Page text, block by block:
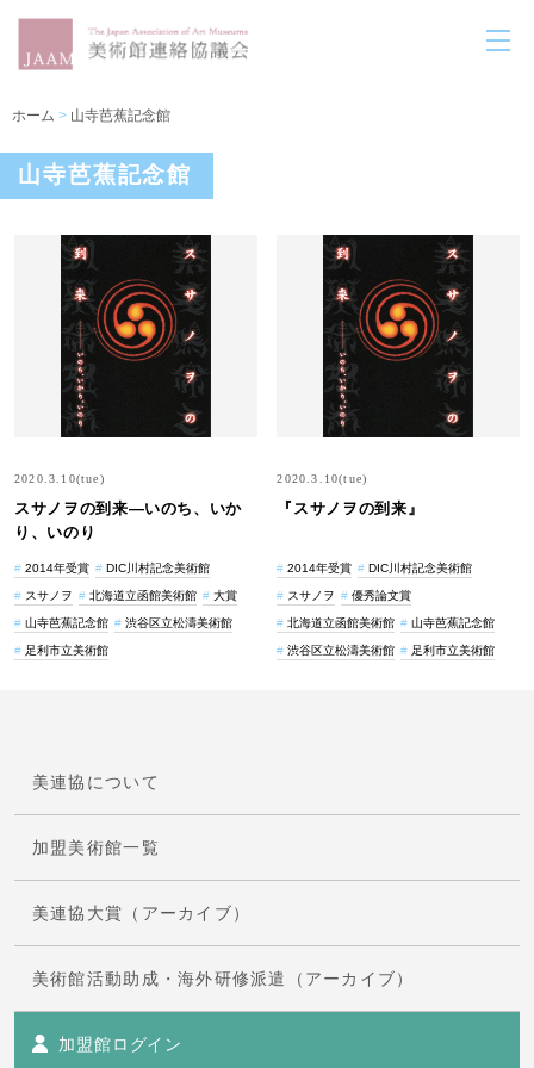
ホーム > 山寺芭蕉記念館
山寺芭蕉記念館
2020.3.10(tue)
スサノヲの到来―いのち、いか
り、いのり
2014年受賞 DIC川村記念美術館
スサノヲ 北海道立函館美術館 大賞
山寺芭蕉記念館 渋谷区立松濤美術館
足利市立美術館
2020.3.10(tue)
『スサノヲの到来』
2014年受賞 DIC川村記念美術館
スサノヲ 優秀論文賞
北海道立函館美術館 山寺芭蕉記念館
渋谷区立松濤美術館 足利市立美術館
美連協について
加盟美術館一覧
美連協大賞（アーカイブ）
美術館活動助成・海外研修派遣（アーカイブ）
加盟館ログイン